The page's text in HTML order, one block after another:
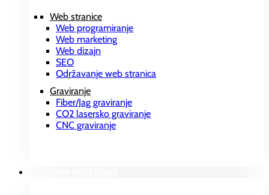
Web stranice
Web programiranje
Web marketing
Web dizajn
SEO
Održavanje web stranica
Graviranje
Fiber/Jag graviranje
CO2 lasersko graviranje
CNC graviranje